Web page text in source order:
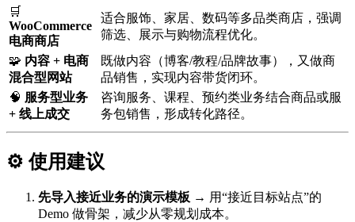
🛒
WooCommerce
电商商店
适合服饰、家居、数码等多品类商店，强调
筛选、展示与购物流程优化。
🧩 内容 + 电商
混合型网站
既做内容（博客/教程/品牌故事），又做商
品销售，实现内容带货闭环。
🧠 服务型业务
+ 线上成交
咨询服务、课程、预约类业务结合商品或服
务包销售，形成转化路径。
⚙️ 使用建议
先导入接近业务的演示模板 → 用“接近目标站点”的
Demo 做骨架，减少从零规划成本。